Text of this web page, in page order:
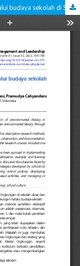
Strategi penguatan literasi lingkungan melalui budaya sekolah di Sekolah Dasar